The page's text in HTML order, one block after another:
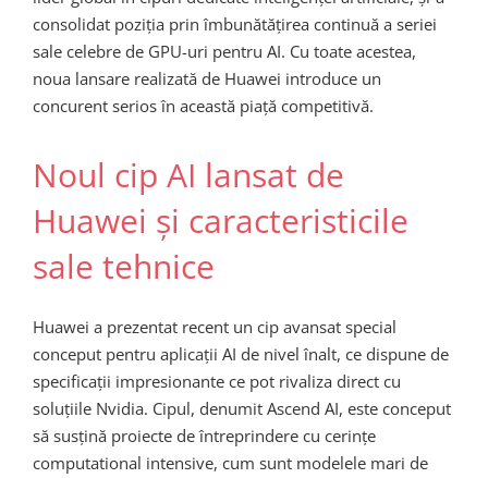
consolidat poziția prin îmbunătățirea continuă a seriei
sale celebre de GPU-uri pentru AI. Cu toate acestea,
noua lansare realizată de Huawei introduce un
concurent serios în această piață competitivă.
Noul cip AI lansat de
Huawei și caracteristicile
sale tehnice
Huawei a prezentat recent un cip avansat special
conceput pentru aplicații AI de nivel înalt, ce dispune de
specificații impresionante ce pot rivaliza direct cu
soluțiile Nvidia. Cipul, denumit Ascend AI, este conceput
să susțină proiecte de întreprindere cu cerințe
computational intensive, cum sunt modelele mari de